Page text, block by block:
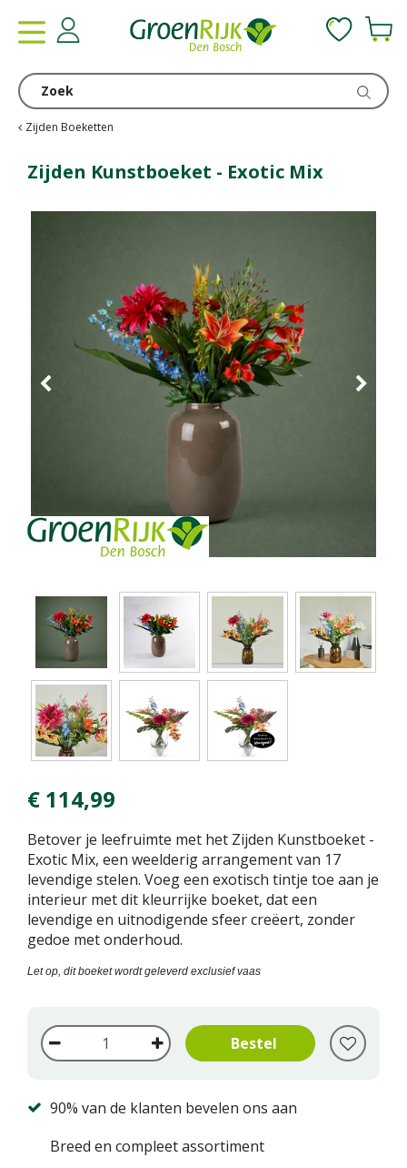
Zijden Boeketten
Zijden Kunstboeket - Exotic Mix
€ 114,99
Betover je leefruimte met het Zijden Kunstboeket -
Exotic Mix, een weelderig arrangement van 17
levendige stelen. Voeg een exotisch tintje toe aan je
interieur met dit kleurrijke boeket, dat een
levendige en uitnodigende sfeer creëert, zonder
gedoe met onderhoud.
Let op, dit boeket wordt geleverd exclusief vaas
90% van de klanten bevelen ons aan
Breed en compleet assortiment